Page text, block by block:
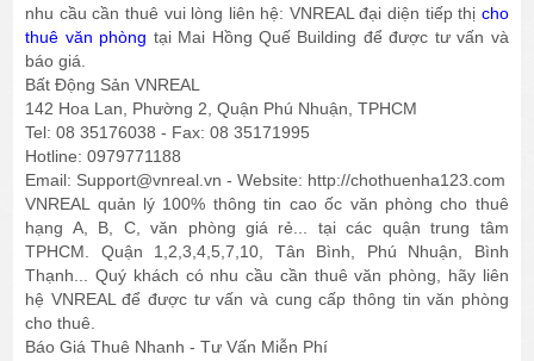
nhu cầu cần thuê vui lòng liên hệ: VNREAL đại diện tiếp thị cho
thuê văn phòng tại Mai Hồng Quế Building để được tư vấn và
báo giá.
Bất Động Sản VNREAL
142 Hoa Lan, Phường 2, Quận Phú Nhuận, TPHCM
Tel: 08 35176038 - Fax: 08 35171995
Hotline: 0979771188
Email: Support@vnreal.vn - Website: http://chothuenha123.com
VNREAL quản lý 100% thông tin cao ốc văn phòng cho thuê
hạng A, B, C, văn phòng giá rẻ... tại các quận trung tâm
TPHCM. Quận 1,2,3,4,5,7,10, Tân Bình, Phú Nhuận, Bình
Thạnh... Quý khách có nhu cầu cần thuê văn phòng, hãy liên
hệ VNREAL để được tư vấn và cung cấp thông tin văn phòng
cho thuê.
Báo Giá Thuê Nhanh - Tư Vấn Miễn Phí